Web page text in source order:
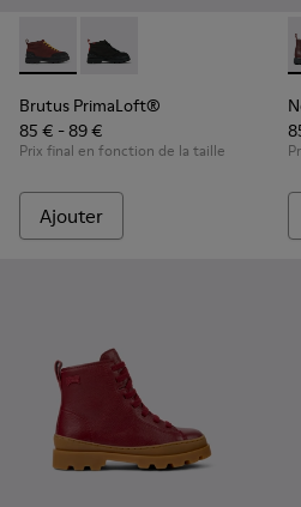
Brutus PrimaLoft® - K900275-
Brutus PrimaLoft® -
Brutus PrimaLoft®
85 € - 89 €
Prix final en fonction de la taille
Ajouter